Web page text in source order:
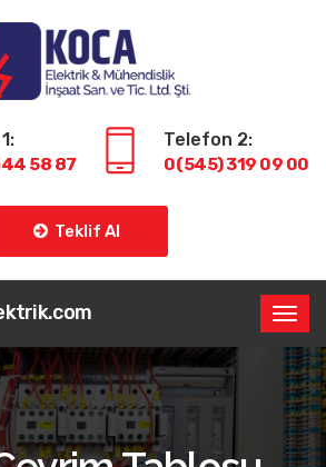
58 87
Telefon 2:
0(545) 319 09 00
Teklif Al